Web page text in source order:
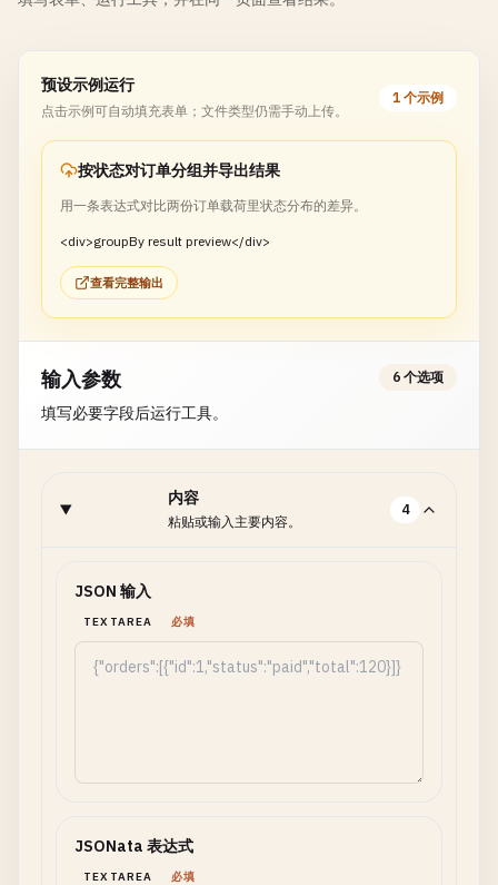
预设示例运行
点击示例可自动填充表单；文件类型仍需手动上传。
1 个示例
按状态对订单分组并导出结果
用一条表达式对比两份订单载荷里状态分布的差异。
<div>groupBy result preview</div>
查看完整输出
输入参数
填写必要字段后运行工具。
6 个选项
内容
粘贴或输入主要内容。
4
JSON 输入
TEXTAREA 必填
JSONata 表达式
TEXTAREA 必填